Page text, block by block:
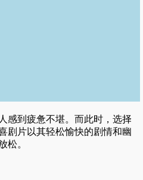
感到疲惫不堪。而此时，选择
剧片以其轻松愉快的剧情和幽
松。